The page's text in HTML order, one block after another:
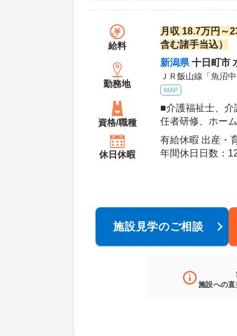
給料
月収 18.7万円～
含む諸手当込）
勤務地
新潟県 十日町市
ＪＲ飯山線「魚沼
MAP
資格/職種
■介護福祉士、介
任者研修、ホー
2級いずれかの資
転免許（AT限定
休日休暇
有給休暇 出産・
年間休日日数：120日 初年度有給日数
施設見学のご相談
施設への